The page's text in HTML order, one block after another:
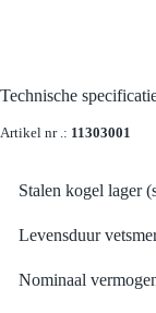
Technische
Artikel nr .: 11303001
Stalen kogel lager
Levensduur
Nominaal